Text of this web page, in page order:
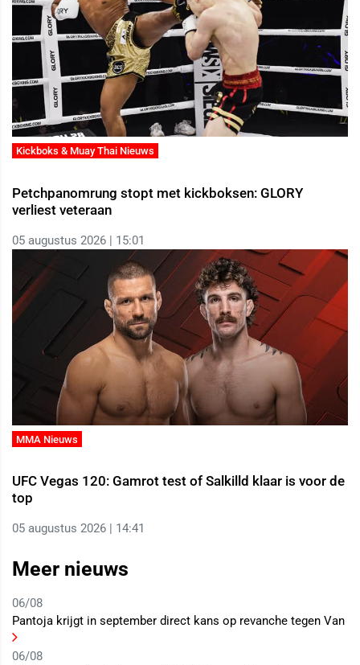
Kickboks & Muay Thai Nieuws
Petchpanomrung stopt met kickboksen: GLORY
verliest veteraan
05 augustus 2026 | 15:01
MMA Nieuws
UFC Vegas 120: Gamrot test of Salkilld klaar is voor de
top
05 augustus 2026 | 14:41
Meer nieuws
06/08
Pantoja krijgt in september direct kans op revanche tegen Van
06/08